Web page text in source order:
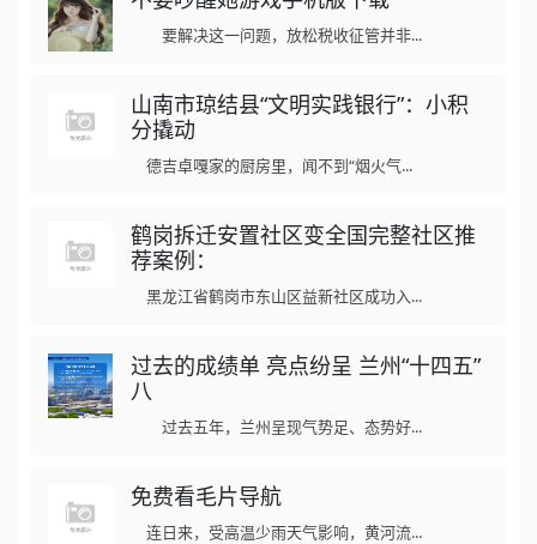
要解决这一问题，放松税收征管并非...
山南市琼结县“文明实践银行”：小积
分撬动
德吉卓嘎家的厨房里，闻不到“烟火气...
鹤岗拆迁安置社区变全国完整社区推
荐案例：
黑龙江省鹤岗市东山区益新社区成功入...
过去的成绩单 亮点纷呈 兰州“十四五”
八
过去五年，兰州呈现气势足、态势好...
免费看毛片导航
连日来，受高温少雨天气影响，黄河流...